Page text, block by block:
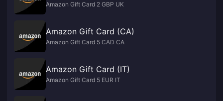
Amazon Gift Card 2 GBP UK
Amazon Gift Card (CA)
Amazon Gift Card 5 CAD CA
Amazon Gift Card (IT)
Amazon Gift Card 5 EUR IT